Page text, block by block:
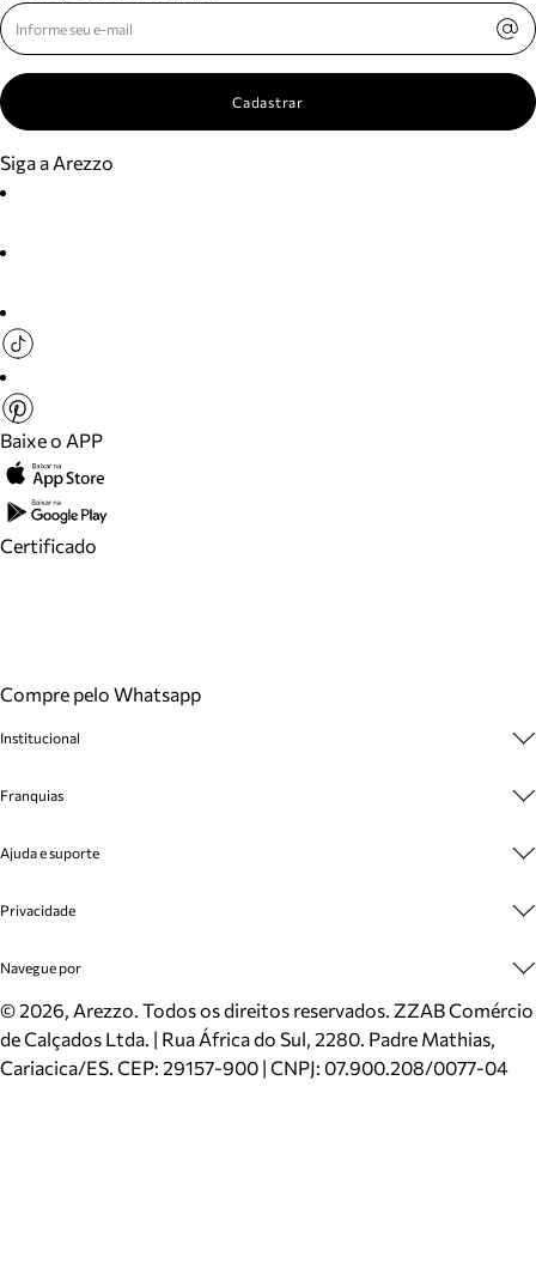
Cadastrar
Siga a Arezzo
Baixe o APP
Certificado
Compre pelo Whatsapp
Institucional
Cashback
Venda Corporativa
Mapa do Site
Inverno
Mundo Arezzo
Franquias
Plano de Negócio
Ajuda e suporte
Cadastro
Meus Pedidos
Trocas e Devoluções
Cartão Presente
Localizador de lojas
Privacidade
Politica e Privacidade
Navegue por
Sapatos
Bolsas
Scarpins
©2026, Arezzo. Todos os direitos reservados. ZZAB Comércio
de Calçados Ltda. | Rua África do Sul, 2280. Padre Mathias,
Cariacica/ES. CEP: 29157-900 | CNPJ: 07.900.208/0077-04